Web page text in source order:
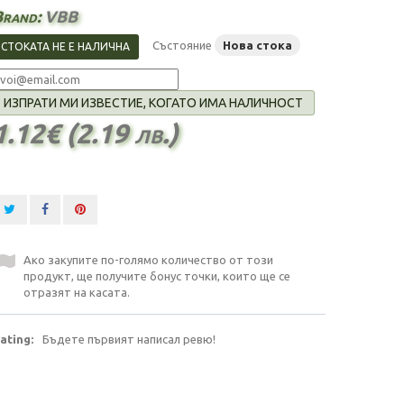
VBB
СТОКАТА НЕ Е НАЛИЧНА Състояние Нова стока
ИЗПРАТИ МИ ИЗВЕСТИЕ, КОГАТО ИМА НАЛИЧНОСТ
(2.19 лв.)
Ако закупите по-голямо количество от този
продукт, ще получите бонус точки, които ще се
отразят на касата.
Бъдете първият написал ревю!